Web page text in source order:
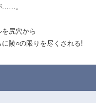
……。
尻穴から
陵○の限りを尽くされる!